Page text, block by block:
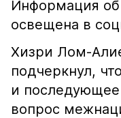
Информация
освещена в
Хизри Лом-
подчеркнул,
и
вопрос